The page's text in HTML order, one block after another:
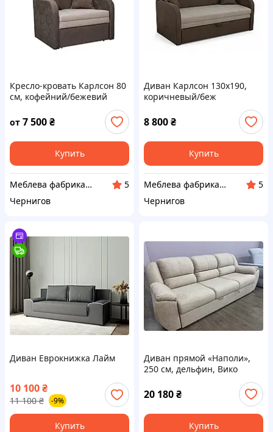
Кресло-кровать Карлсон 80
см, кофейний/бежевий
от 7 500₴
Купить
Меблева фабрика Вектор
5
Чернигов
Диван Карлсон 130х190,
коричневый/беж
8 800₴
Купить
Меблева фабрика Вектор
5
Чернигов
Диван Еврокнижка Лайм
10 100₴
11 100 ₴ -9%
Купить
Диван прямой «Наполи»,
250 см, дельфин, Вико
20 180₴
Купить